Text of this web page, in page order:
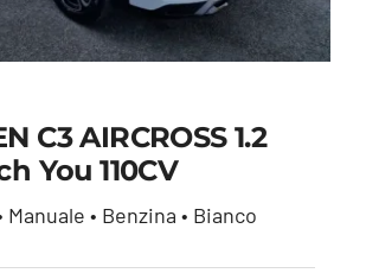
C3
1.2
C3 AIRCROSS 1.2
You 110CV
Manuale • Benzina • Bianco